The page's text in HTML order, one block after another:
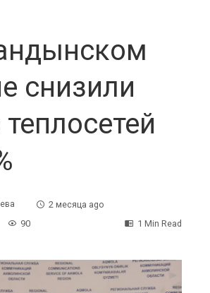
снизили
2 месяца ago
90 1 Min Read